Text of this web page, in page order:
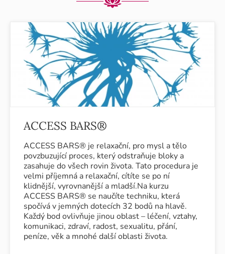
ACCESS BARS®
ACCESS BARS® je relaxační, pro mysl a tělo
povzbuzující proces, který odstraňuje bloky a
zasahuje do všech rovin života. Tato procedura je
velmi příjemná a relaxační, cítíte se po ní
klidnější, vyrovnanější a mladší.Na kurzu
ACCESS BARS® se naučíte techniku, která
spočívá v jemných dotecích 32 bodů na hlavě.
Každý bod ovlivňuje jinou oblast – léčení, vztahy,
komunikaci, zdraví, radost, sexualitu, přání,
peníze, věk a mnohé další oblasti života.